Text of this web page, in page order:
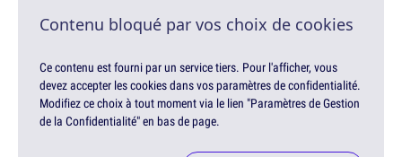
Contenu bloqué par vos choix de cookies
Ce contenu est fourni par un service tiers. Pour l'afficher, vous
devez accepter les cookies dans vos paramètres de confidentialité.
Modifiez ce choix à tout moment via le lien "Paramètres de Gestion
de la Confidentialité" en bas de page.